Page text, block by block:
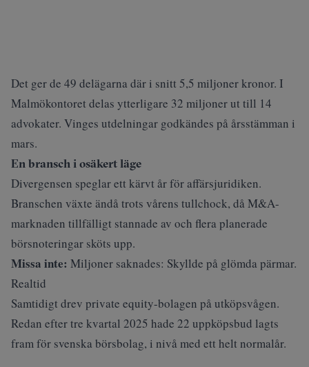
Det ger de 49 delägarna där i snitt 5,5 miljoner kronor. I
Malmökontoret delas ytterligare 32 miljoner ut till 14
advokater. Vinges utdelningar godkändes på årsstämman i
mars.
En bransch i osäkert läge
Divergensen speglar ett kärvt år för affärsjuridiken.
Branschen växte ändå trots vårens tullchock, då M&A-
marknaden tillfälligt stannade av och flera planerade
börsnoteringar sköts upp.
Missa inte: Miljoner saknades: Skyllde på glömda pärmar.
Realtid
Samtidigt drev private equity-bolagen på utköpsvågen.
Redan efter tre kvartal 2025 hade 22 uppköpsbud lagts
fram för svenska börsbolag, i nivå med ett helt normalår.